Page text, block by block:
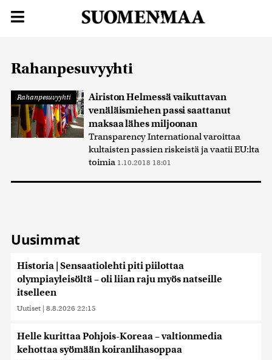
Rahanpesuvyyhti
Rahanpesuvyyhti
Airiston Helmessä vaikuttavan
venäläismiehen passi saattanut
maksaa lähes miljoonan
Transparency International varoittaa
kultaisten passien riskeistä ja vaatii EU:lta
toimia 1.10.2018 18:01
Uusimmat
Historia | Sensaatiolehti piti piilottaa
olympiayleisöltä – oli liian raju myös natseille
itselleen
Uutiset | 8.8.2026 22:15
Helle kurittaa Pohjois-Koreaa – valtionmedia
kehottaa syömään koiranlihasoppaa